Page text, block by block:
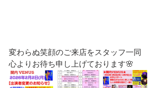
変わらぬ笑顔のご来店をスタッフ一同
心よりお待ち申し上げております🌸